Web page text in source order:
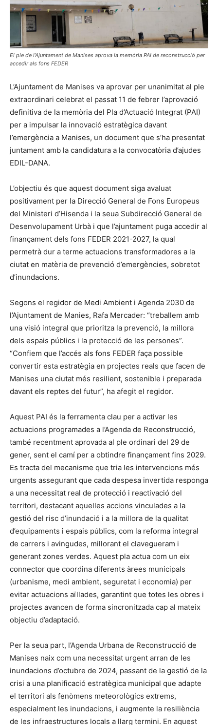
El ple de l’Ajuntament de Manises aprova la memòria PAI de reconstrucció per
accedir als fons FEDER
L’Ajuntament de Manises va aprovar per unanimitat al ple
extraordinari celebrat el passat 11 de febrer l’aprovació
definitiva de la memòria del Pla d’Actuació Integrat (PAI)
per a impulsar la innovació estratègica davant
l’emergència a Manises, un document que s’ha presentat
juntament amb la candidatura a la convocatòria d’ajudes
EDIL-DANA.
L’objectiu és que aquest document siga avaluat
positivament per la Direcció General de Fons Europeus
del Ministeri d’Hisenda i la seua Subdirecció General de
Desenvolupament Urbà i que l’ajuntament puga accedir al
finançament dels fons FEDER 2021-2027, la qual
permetrà dur a terme actuacions transformadores a la
ciutat en matèria de prevenció d’emergències, sobretot
d’inundacions.
Segons el regidor de Medi Ambient i Agenda 2030 de
l’Ajuntament de Manies, Rafa Mercader: “treballem amb
una visió integral que prioritza la prevenció, la millora
dels espais públics i la protecció de les persones”.
“Confiem que l’accés als fons FEDER faça possible
convertir esta estratègia en projectes reals que facen de
Manises una ciutat més resilient, sostenible i preparada
davant els reptes del futur”, ha afegit el regidor.
Aquest PAI és la ferramenta clau per a activar les
actuacions programades a l’Agenda de Reconstrucció,
també recentment aprovada al ple ordinari del 29 de
gener, sent el camí per a obtindre finançament fins 2029.
Es tracta del mecanisme que tria les intervencions més
urgents assegurant que cada despesa invertida responga
a una necessitat real de protecció i reactivació del
territori, destacant aquelles accions vinculades a la
gestió del risc d’inundació i a la millora de la qualitat
d’equipaments i espais públics, com la reforma integral
de carrers i avingudes, millorant el clavegueram i
generant zones verdes. Aquest pla actua com un eix
connector que coordina diferents àrees municipals
(urbanisme, medi ambient, seguretat i economia) per
evitar actuacions aïllades, garantint que totes les obres i
projectes avancen de forma sincronitzada cap al mateix
objectiu d’adaptació.
Per la seua part, l’Agenda Urbana de Reconstrucció de
Manises naix com una necessitat urgent arran de les
inundacions d’octubre de 2024, passant de la gestió de la
crisi a una planificació estratègica municipal que adapte
el territori als fenòmens meteorològics extrems,
especialment les inundacions, i augmente la resiliència
de les infraestructures locals a llarg termini. En aquest